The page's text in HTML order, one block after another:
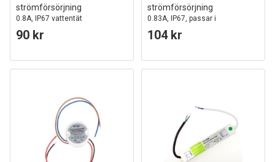
strömförsörjning
0.8A, IP67 vattentät
90 kr
strömförsörjning
0.83A, IP67, passar i
PL/taklampor
104 kr